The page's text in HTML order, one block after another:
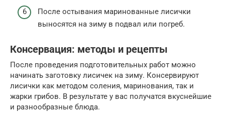
После остывания маринованные лисички
выносятся на зиму в подвал или погреб.
Консервация: методы и рецепты
После проведения подготовительных работ можно
начинать заготовку лисичек на зиму. Консервируют
лисички как методом соления, маринования, так и
жарки грибов. В результате у вас получатся вкуснейшие
и разнообразные блюда.